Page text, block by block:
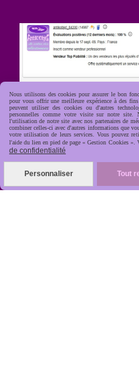
 apide,
Nous utilisons des cookies pour assurer le bon
pour vous offrir une meilleure expérience à des
peuvent utiliser des cookies ou d'autres
personnelles comme votre visite sur notre site.
l'utilisation de notre site avec nos partenaires de
combiner celles-ci avec d'autres informations que
votre utilisation de leurs services. Vous pouvez
l'aide du lien en pied de page « Gestion Cookies
de confidentialité
Personnaliser Tout